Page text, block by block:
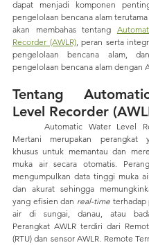
dapat menjadi komponen
pengelolaan bencana alam
akan membahas tentang
Recorder (AWLR), peran serta
pengelolaan bencana alam,
pengelolaan bencana alam dengan
Tentang
Level Recorder
Mertani merupakan perangkat
khusus untuk memantau dan
muka air secara otomatis.
mengumpulkan data tinggi muka
dan akurat sehingga
yang efisien dan real-time terhadap
air di sungai, danau, atau
Perangkat AWLR terdiri dari
(RTU) dan sensor AWLR. Remote